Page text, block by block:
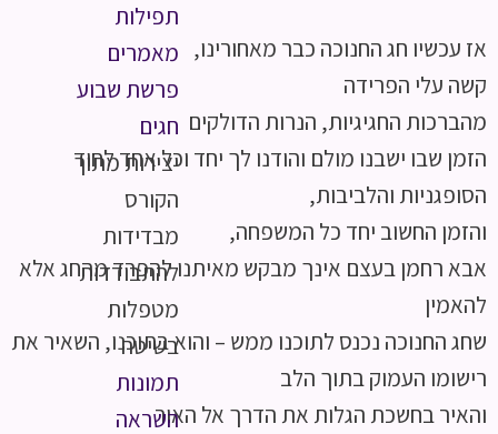
תפילות
מאמרים
פרשת שבוע
חגים
יצירות מתוך
הקורס
מבדידות
להתבודדות
מטפלות
בשיטה
תמונות
השראה
אז עכשיו חג החנוכה כבר מאחורינו,
קשה עלי הפרידה
מהברכות החגיגיות, הנרות הדולקים
הזמן שבו ישבנו מולם והודנו לך יחד וכל אחד לחוד
הסופגניות והלביבות,
והזמן החשוב יחד כל המשפחה,
אבא רחמן בעצם אינך מבקש מאיתנו להפרד מהחג אלא
להאמין
שחג החנוכה נכנס לתוכנו ממש – והוא בתוכנו, השאיר את
רישומו העמוק בתוך הלב
והאיר בחשכת הגלות את הדרך אל האור